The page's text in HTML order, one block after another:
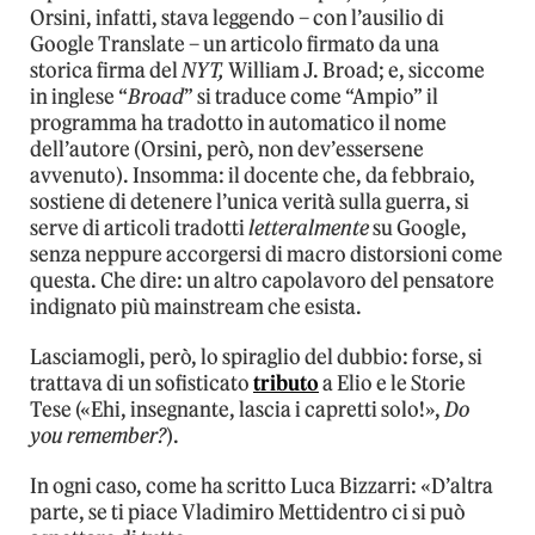
Orsini, infatti, stava leggendo – con l’ausilio di
Google Translate – un articolo firmato da una
storica firma delNYT,William J. Broad; e, siccome
in inglese “Broad” si traduce come “Ampio” il
programma ha tradotto in automatico il nome
dell’autore (Orsini, però, non dev’essersene
avvenuto). Insomma: il docente che, da febbraio,
sostiene di detenere l’unica verità sulla guerra, si
serve di articoli tradottiletteralmentesu Google,
senza neppure accorgersi di macro distorsioni come
questa. Che dire: un altro capolavoro del pensatore
indignato più mainstream che esista.
Lasciamogli, però, lo spiraglio del dubbio: forse, si
trattava di un sofisticatotributoa Elio e le Storie
Tese («Ehi, insegnante, lascia i capretti solo!»,Do
you remember?).
In ogni caso, come ha scritto Luca Bizzarri: «D’altra
parte, se ti piace Vladimiro Mettidentro ci si può